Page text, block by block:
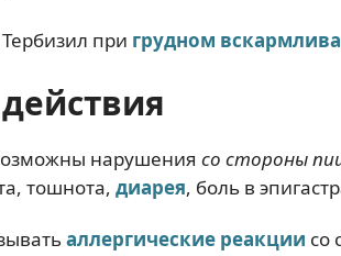
при грудном
нарушения со стороны
тошнота, диарея, боль в
аллергические реакции со